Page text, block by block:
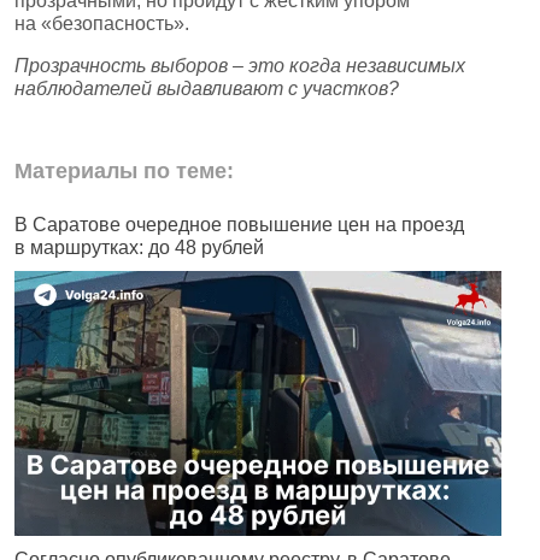
на «безопасность».
Прозрачность выборов – это когда независимых
наблюдателей выдавливают с участков?
Материалы по теме:
В Саратове очередное повышение цен на проезд
в маршрутках: до 48 рублей